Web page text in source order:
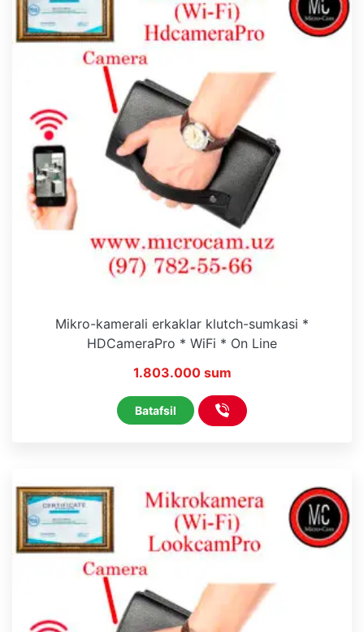
Mikro-kamerali erkaklar klutch-sumkasi *
HDCameraPro * WiFi * On Line
1.803.000 sum
Batafsil